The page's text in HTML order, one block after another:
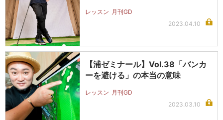
レッスン 月刊GD
2023.04.10
【浦ゼミナール】Vol.38「バンカ
ーを避ける」の本当の意味
レッスン 月刊GD
2023.03.10